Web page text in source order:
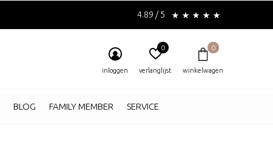
BLOG FAMILY MEMBER SERVICE
inloggen verlanglijst
0
winkelwagen
0
4.89 / 5